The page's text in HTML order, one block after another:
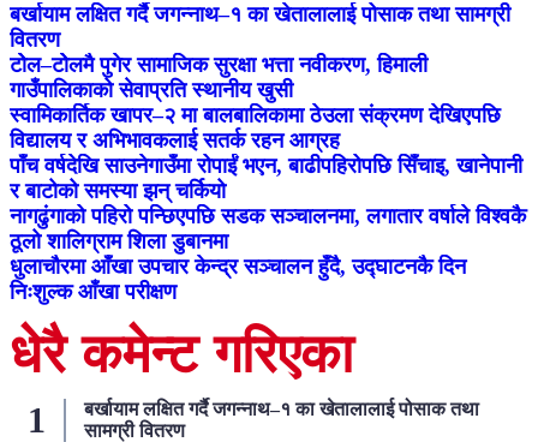
बर्खायाम लक्षित गर्दै जगन्नाथ–१ का खेतालालाई पोसाक तथा सामग्री
वितरण
टोेल–टोेलमै पुगेर सामाजिक सुरक्षा भत्ता नवीकरण, हिमाली
गाउँपालिकाको सेवाप्रति स्थानीय खुसी
स्वामिकार्तिक खापर–२ मा बालबालिकामा ठेउला संक्रमण देखिएपछि
विद्यालय र अभिभावकलाई सतर्क रहन आग्रह
पाँच वर्षदेखि साउनेगाउँमा रोपाईं भएन, बाढीपहिरोपछि सिँचाइ, खानेपानी
र बाटोको समस्या झन् चर्कियो
नागढुंगाको पहिरो पन्छिएपछि सडक सञ्चालनमा, लगातार वर्षाले विश्वकै
ठूलो शालिग्राम शिला डुबानमा
धुलाचौरमा आँखा उपचार केन्द्र सञ्चालन हुँदै, उद्घाटनकै दिन
निःशुल्क आँखा परीक्षण
धेरै कमेन्ट गरिएका
बर्खायाम लक्षित गर्दै जगन्नाथ–१ का खेतालालाई पोसाक तथा
सामग्री वितरण